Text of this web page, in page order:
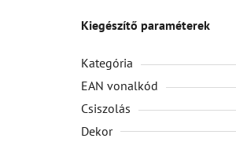
Kiegészítő paraméterek
Kategória
EAN vonalkód
Csiszolás
Dekor